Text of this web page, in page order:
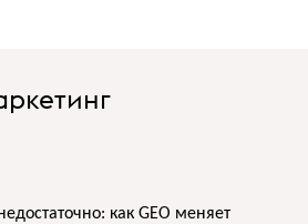
как GEO меняет